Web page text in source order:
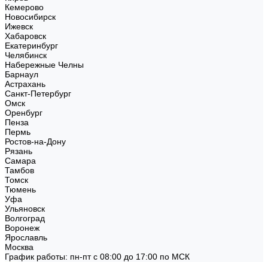
Кемерово
Новосибирск
Ижевск
Хабаровск
Екатеринбург
Челябинск
Набережные Челны
Барнаул
Астрахань
Санкт-Петербург
Омск
Оренбург
Пенза
Пермь
Ростов-на-Дону
Рязань
Самара
Тамбов
Томск
Тюмень
Уфа
Ульяновск
Волгоград
Воронеж
Ярославль
Москва
График работы: пн-пт с 08:00 до 17:00 по МСК